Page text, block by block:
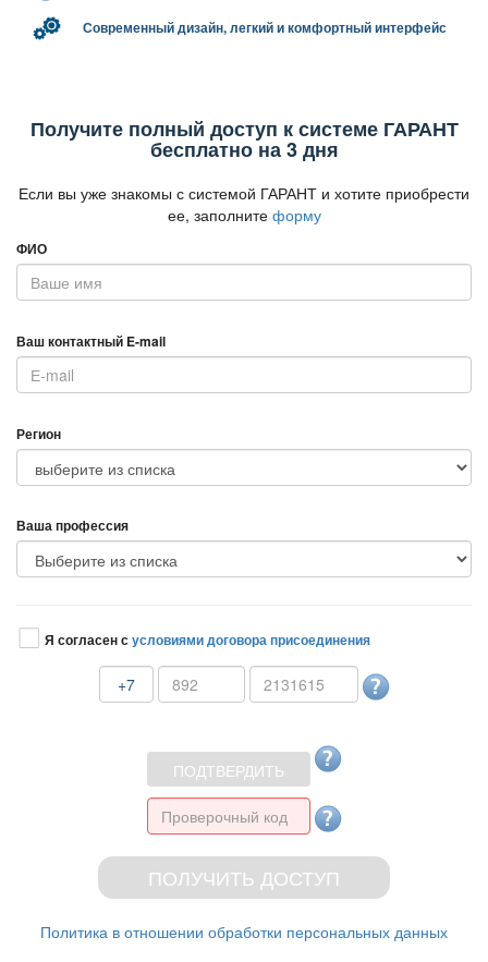
Современный дизайн, легкий и комфортный интерфейс
Получите полный доступ к системе ГАРАНТ
есплатно на 3 дня
Если вы уже знакомы с системой ГАРАНТ и хотите приобрести
ее, заполните форму
ФИО
аш контактный E-mail
Регион
аша профессия
Я согласен сусловиями договора присоединения
+7
Политика в отношении обработки персональных данных